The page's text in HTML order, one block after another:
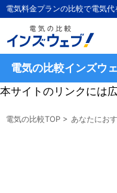
電気料金プランの比較で電気代
電気の比較インズウ
本サイトのリンクには
電気の比較TOP > あなたにお